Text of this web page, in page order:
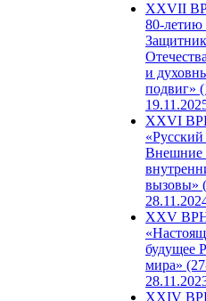
ХХVII
80-
и
подвиг»
XXVI
Внешние
вызовы»
XXV
будущее
мира»
XXIV